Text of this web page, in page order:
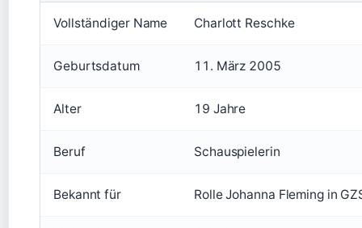
Vollständiger Name Charlott Reschke
Geburtsdatum 11. März 2005
Alter 19 Jahre
Beruf Schauspielerin
Bekannt für Rolle Johanna Fleming in